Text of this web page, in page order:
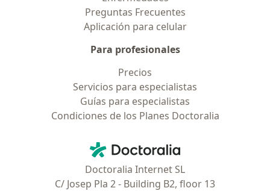
Preguntas Frecuentes
Aplicación para celular
Para profesionales
Precios
Servicios para especialistas
Guías para especialistas
Condiciones de los Planes Doctoralia
Doctoralia - Página de inicio
Doctoralia Internet SL
C/ Josep Pla 2 - Building B2, floor 13